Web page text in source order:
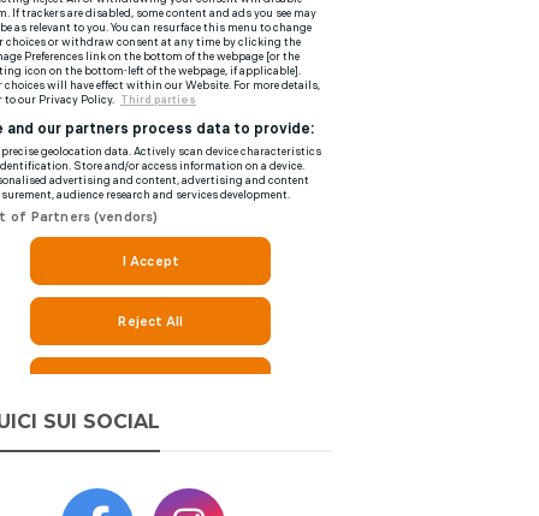
SUI SOCIAL